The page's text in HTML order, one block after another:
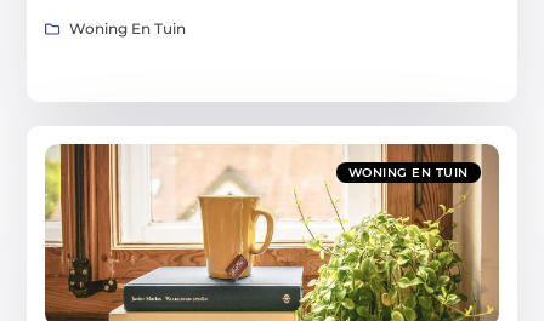
Woning En Tuin
WONING EN TUIN